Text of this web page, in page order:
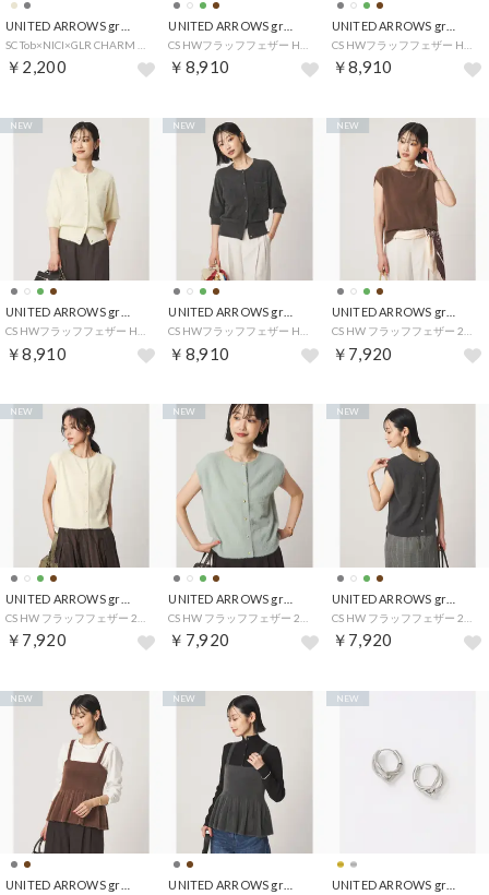
￥2,200
UNITED ARROWS green label relaxing
￥8,910 ￥8,910
￥8,910
NEW
UNITED ARROWS green label relaxing
￥8,910
NEW
￥7,920
NEW
￥7,920
NEW
UNITED ARROWS green label relaxing
￥7,920
NEW
￥7,920
NEW
NEW
UNITED ARROWS green label relaxing
NEW NEW